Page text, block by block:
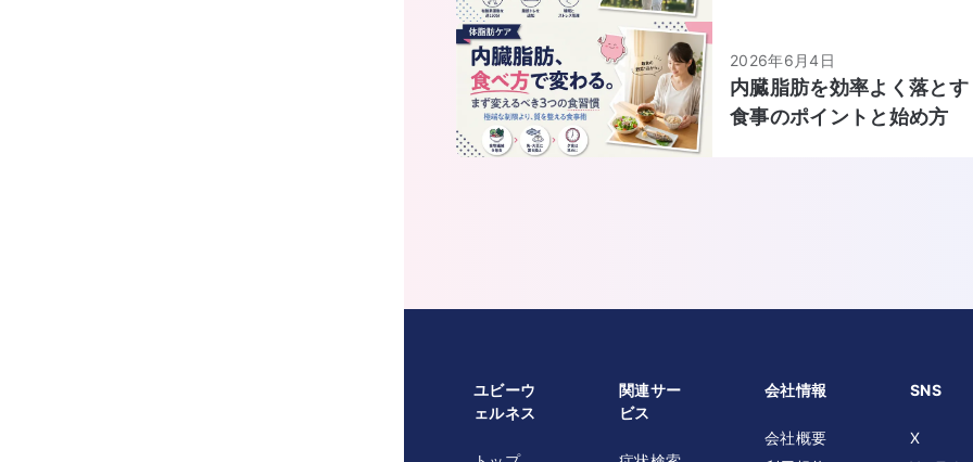
2026年6月4日
内臓脂肪を効率よく落とす
食事のポイントと始め方
ユビーウ
ェルネス
関連サー
ビス
会社情報
会社概要
SNS
X